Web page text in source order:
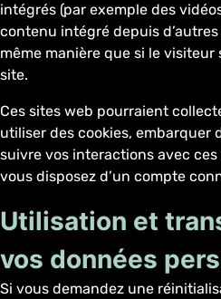
intégrés (par exemple des
contenu intégré depuis
même manière que si le
site.
Ces sites web pourraient
utiliser des cookies, embarquer
suivre vos interactions avec
vous disposez d’un compte
Utilisation et
vos données
Si vous demandez une